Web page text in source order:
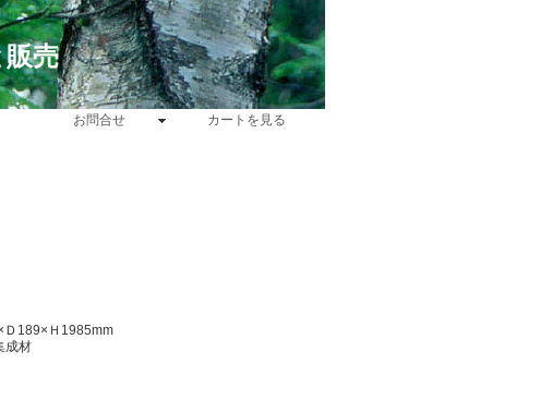
売
お問合せ
カートを見る
Ｄ189×Ｈ1985mm
成材